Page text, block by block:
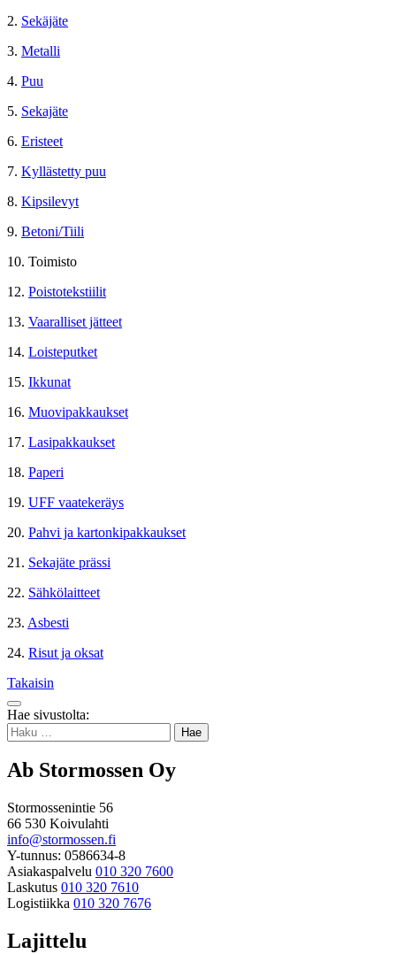
2. Sekäjäte
3. Metalli
4. Puu
5. Sekajäte
6. Eristeet
7. Kyllästetty puu
8. Kipsilevyt
9. Betoni/Tiili
10. Toimisto
12. Poistotekstiilit
13. Vaaralliset jätteet
14. Loisteputket
15. Ikkunat
16. Muovipakkaukset
17. Lasipakkaukset
18. Paperi
19. UFF vaatekeräys
20. Pahvi ja kartonkipakkaukset
21. Sekajäte prässi
22. Sähkölaitteet
23. Asbesti
24. Risut ja oksat
Takaisin
Takaisin
ylös
Hae sivustolta:
Haku:
Ab Stormossen Oy
Stormossenintie 56
66 530 Koivulahti
info@stormossen.fi
Y-tunnus: 0586634-8
Asiakaspalvelu 010 320 7600
Laskutus 010 320 7610
Logistiikka 010 320 7676
Lajittelu